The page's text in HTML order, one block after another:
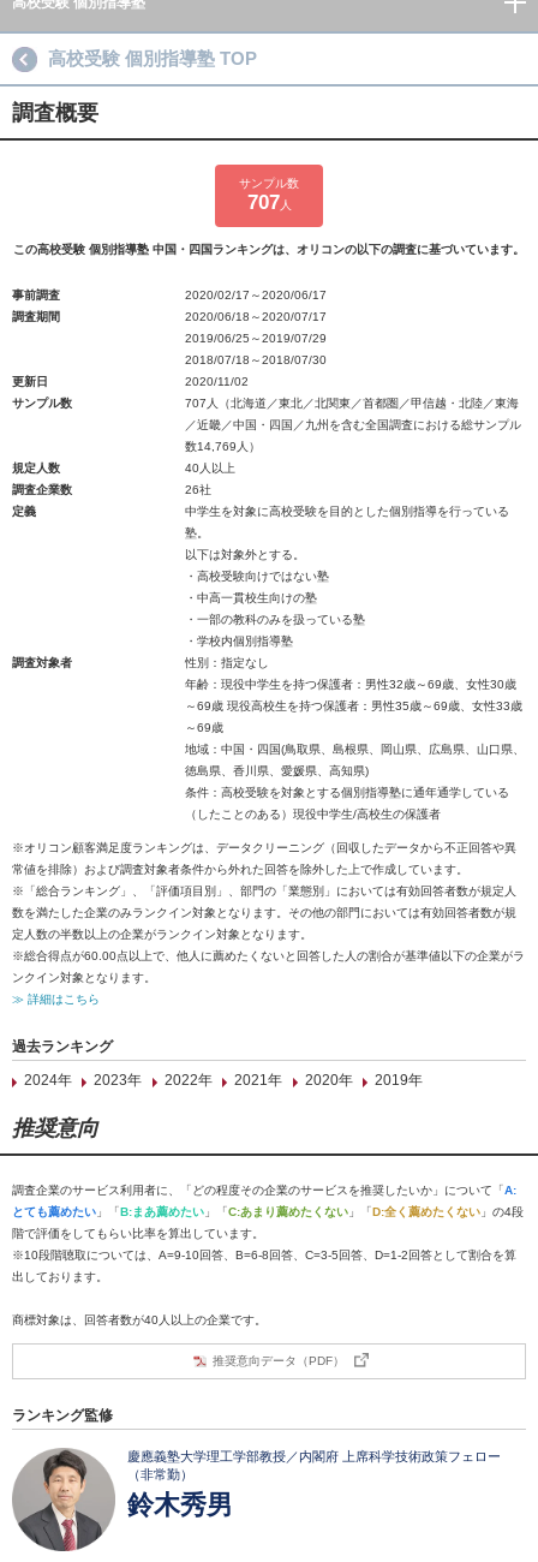
高校受験 個別指導塾 TOP
調査概要
サンプル数
707 人
この高校受験 個別指導塾 中国・四国ランキングは、オリコンの以下の調査に基づいています。
事前調査
2020/02/17～2020/06/17
調査期間
2020/06/18～2020/07/17
2019/06/25～2019/07/29
2018/07/18～2018/07/30
更新日
2020/11/02
サンプル数
707人（北海道／東北／北関東／首都圏／甲信越・北陸／東海
／近畿／中国・四国／九州を含む全国調査における総サンプル
数14,769人）
規定人数
40人以上
調査企業数
26社
定義
中学生を対象に高校受験を目的とした個別指導を行っている
塾。
以下は対象外とする。
・高校受験向けではない塾
・中高一貫校生向けの塾
・一部の教科のみを扱っている塾
・学校内個別指導塾
調査対象者
性別：指定なし
年齢：現役中学生を持つ保護者：男性32歳～69歳、女性30歳
～69歳 現役高校生を持つ保護者：男性35歳～69歳、女性33歳
～69歳
地域：中国・四国(鳥取県、島根県、岡山県、広島県、山口県、
徳島県、香川県、愛媛県、高知県)
条件：高校受験を対象とする個別指導塾に通年通学している
（したことのある）現役中学生/高校生の保護者
※オリコン顧客満足度ランキングは、データクリーニング（回収したデータから不正回答や異
常値を排除）および調査対象者条件から外れた回答を除外した上で作成しています。
※「総合ランキング」、「評価項目別」、部門の「業態別」においては有効回答者数が規定人
数を満たした企業のみランクイン対象となります。その他の部門においては有効回答者数が規
定人数の半数以上の企業がランクイン対象となります。
※総合得点が60.00点以上で、他人に薦めたくないと回答した人の割合が基準値以下の企業がラ
ンクイン対象となります。
≫ 詳細はこちら
過去ランキング
2024年
2023年 2022年 2021年 2020年 2019年
推奨意向
調査企業のサービス利用者に、「どの程度その企業のサービスを推奨したいか」について「A:
とても薦めたい 」「B:まあ薦めたい 」「C:あまり薦めたくない 」「D:全く薦めたくない 」の4段
階で評価をしてもらい比率を算出しています。
※10段階聴取については、A=9-10回答、B=6-8回答、C=3-5回答、D=1-2回答として割合を算
出しております。
商標対象は、回答者数が40人以上の企業です。
推奨意向データ（PDF）
ランキング監修
慶應義塾大学理工学部教授／内閣府 上席科学技術政策フェロー
（非常勤）
鈴木秀男